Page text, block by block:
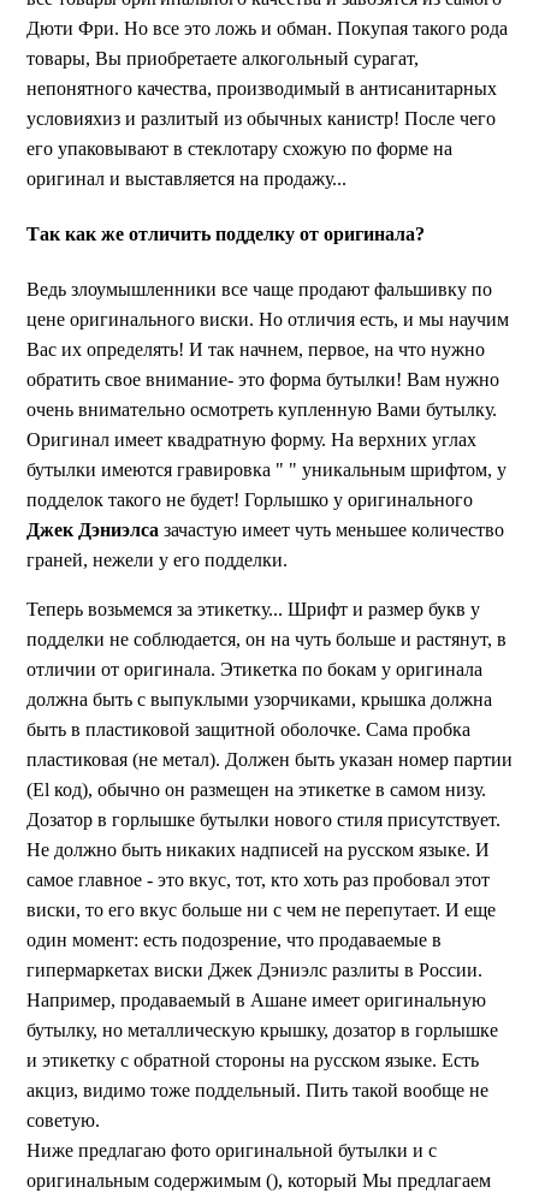
Дюти Фри. Но все это ложь и обман. Покупая такого рода
товары, Вы приобретаете алкогольный сурагат,
непонятного качества, производимый в антисанитарных
условияхиз и разлитый из обычных канистр! После чего
его упаковывают в стеклотару схожую по форме на
оригинал и выставляется на продажу...
Так как же отличить подделку от оригинала?
Ведь злоумышленники все чаще продают фальшивку по
цене оригинального виски. Но отличия есть, и мы научим
Вас их определять! И так начнем, первое, на что нужно
обратить свое внимание- это форма бутылки! Вам нужно
очень внимательно осмотреть купленную Вами бутылку.
Оригинал имеет квадратную форму. На верхних углах
бутылки имеются гравировка " " уникальным шрифтом, у
подделок такого не будет! Горлышко у оригинального
Джек Дэниэлса зачастую имеет чуть меньшее количество
граней, нежели у его подделки.
Теперь возьмемся за этикетку... Шрифт и размер букв у
подделки не соблюдается, он на чуть больше и растянут, в
отличии от оригинала. Этикетка по бокам у оригинала
должна быть с выпуклыми узорчиками, крышка должна
быть в пластиковой защитной оболочке. Сама пробка
пластиковая (не метал). Должен быть указан номер партии
(El код), обычно он размещен на этикетке в самом низу.
Дозатор в горлышке бутылки нового стиля присутствует.
Не должно быть никаких надписей на русском языке. И
самое главное - это вкус, тот, кто хоть раз пробовал этот
виски, то его вкус больше ни с чем не перепутает. И еще
один момент: есть подозрение, что продаваемые в
гипермаркетах виски Джек Дэниэлс разлиты в России.
Например, продаваемый в Ашане имеет оригинальную
бутылку, но металлическую крышку, дозатор в горлышке
и этикетку с обратной стороны на русском языке. Есть
акциз, видимо тоже поддельный. Пить такой вообще не
советую.
Ниже предлагаю фото оригинальной бутылки и с
оригинальным содержимым (), который Мы предлагаем